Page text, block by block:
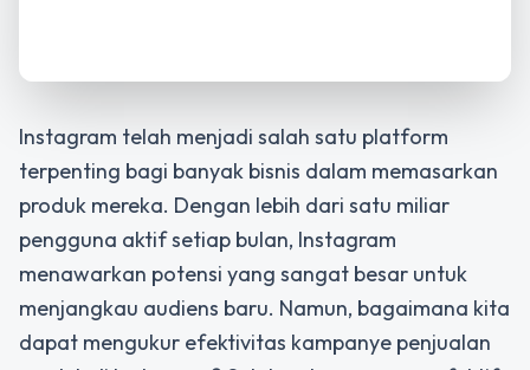
Instagram telah menjadi salah satu platform
terpenting bagi banyak bisnis dalam memasarkan
produk mereka. Dengan lebih dari satu miliar
pengguna aktif setiap bulan, Instagram
menawarkan potensi yang sangat besar untuk
menjangkau audiens baru. Namun, bagaimana kita
dapat mengukur efektivitas kampanye penjualan